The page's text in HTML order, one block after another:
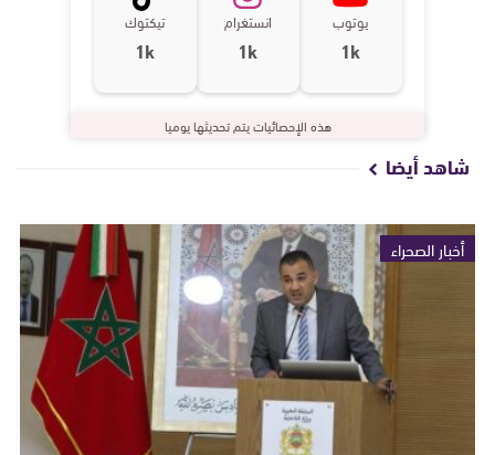
يوتوب
1k
انستغرام
1k
تيكتوك
1k
هذه الإحصائيات يتم تحديثها يوميا
شاهد أيضا
أخبار الصحراء